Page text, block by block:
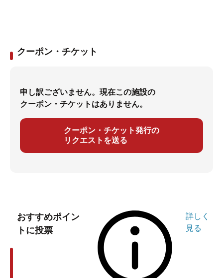
クーポン・チケット
申し訳ございません。現在この施設の
クーポン・チケットはありません。
クーポン・チケット発行の
リクエストを送る
おすすめポイン
トに投票
詳しく
見る